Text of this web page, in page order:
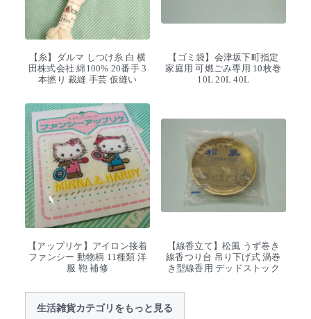
【糸】ダルマ しつけ糸 白 横
田株式会社 綿100% 20番手 3
本撚り 裁縫 手芸 仮縫い
【ゴミ袋】会津坂下町指定
家庭用 可燃ごみ専用 10枚巻
10L 20L 40L
【アップリケ】アイロン接着
ファンシー 動物柄 11種類 洋
服 鞄 補修
【線香立て】松風 うず巻き
線香つり台 吊り下げ式 渦巻
き型線香用 デッドストック
生活雑貨カテゴリをもっと見る